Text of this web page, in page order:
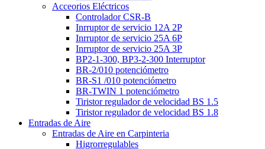
Acceorios Eléctricos
Controlador CSR-B
Inrruptor de servicio 12A 2P
Inrruptor de servicio 25A 6P
Inrruptor de servicio 25A 3P
BP2-1-300, BP3-2-300 Interruptor
BR-2/010 potenciómetro
BR-S1 /010 potenciómetro
BR-TWIN 1 potenciómetro
Tiristor regulador de velocidad BS 1.5
Tiristor regulador de velocidad BS 1.8
Entradas de Aire
Entradas de Aire en Carpinteria
Higrorregulables